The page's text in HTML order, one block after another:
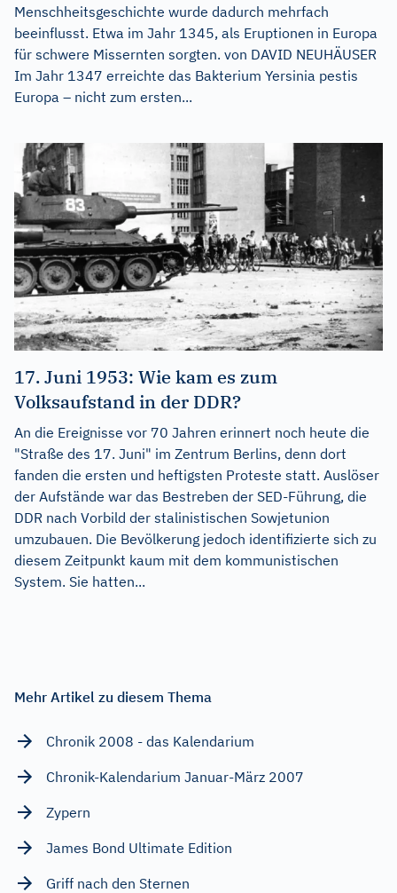
Menschheitsgeschichte wurde dadurch mehrfach
beeinflusst. Etwa im Jahr 1345, als Eruptionen in Europa
für schwere Missernten sorgten. von DAVID NEUHÄUSER
Im Jahr 1347 erreichte das Bakterium Yersinia pestis
Europa – nicht zum ersten...
17. Juni 1953: Wie kam es zum
Volksaufstand in der DDR?
An die Ereignisse vor 70 Jahren erinnert noch heute die
"Straße des 17. Juni" im Zentrum Berlins, denn dort
fanden die ersten und heftigsten Proteste statt. Auslöser
der Aufstände war das Bestreben der SED-Führung, die
DDR nach Vorbild der stalinistischen Sowjetunion
umzubauen. Die Bevölkerung jedoch identifizierte sich zu
diesem Zeitpunkt kaum mit dem kommunistischen
System. Sie hatten...
Mehr Artikel zu diesem Thema
Chronik 2008 - das Kalendarium
Chronik-Kalendarium Januar-März 2007
Zypern
James Bond Ultimate Edition
Griff nach den Sternen